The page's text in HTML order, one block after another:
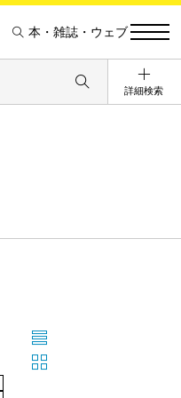
本・雑誌・ウェブ
詳細検索